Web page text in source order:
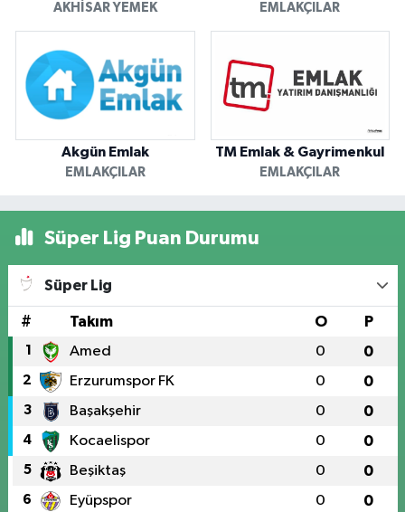
AKHISAR YEMEK EMLAKÇILAR
Akgün Emlak
EMLAKÇILAR
TM Emlak & Gayrimenkul
EMLAKÇILAR
Süper Lig Puan Durumu
Süper Lig
# Takım O P
1 Amed 0 0
2 Erzurumspor FK 0 0
3 Başakşehir 0 0
4 Kocaelispor 0 0
5 Beşiktaş 0 0
6 Eyüpspor 0 0